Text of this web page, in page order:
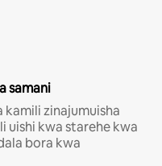
samani
zinajumuisha
uishi kwa starehe kwa
bora kwa